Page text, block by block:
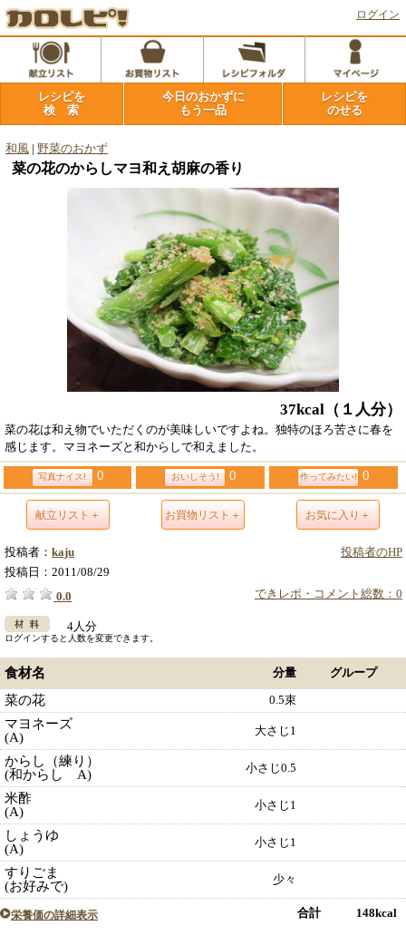
ログイン
レシピを
検 索
今日のおかずに
もう一品
レシピを
のせる
和風 野菜のおかず
菜の花のからしマヨ和え胡麻の香り
37kcal （１人分）
菜の花は和え物でいただくのが美味しいですよね。独特のほろ苦さに春を
感じます。マヨネーズと和からしで和えました。
写真ナイス! 0 おいしそう! 0 作ってみたい! 0
献立リスト＋ お買物リスト＋ お気に入り＋
投稿者のHP
投稿者： kaju
投稿日： 2011/08/29
できレポ・コメント総数：0
0.0
4人分
ログインすると人数を変更できます。
食材名 分量 グループ
菜の花 0.5束
マヨネーズ
(A)
大さじ1
からし（練り）
(和からし A)
小さじ0.5
米酢
(A)
小さじ1
しょうゆ
(A)
小さじ1
すりごま
(お好みで)
少々
栄養価の詳細表示 合計 148kcal